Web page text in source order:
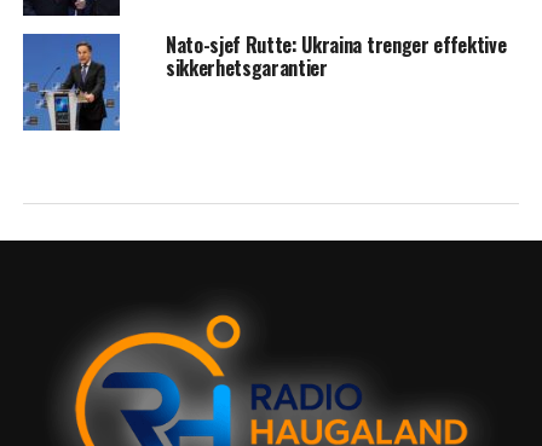
Nato-sjef Rutte: Ukraina trenger effektive
sikkerhetsgarantier